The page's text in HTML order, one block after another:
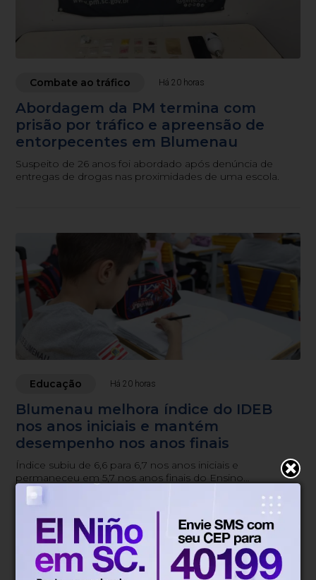
Combate ao tráfico Há 20 horas
Abordagem da PM termina com
prisão por tráfico e apreensão de
entorpecentes em Blumenau
Suspeito de 26 anos foi abordado após denúncia de
entregas de drogas nas proximidades de uma escola.
Educação Há 20 horas
Blumenau melhora índice do IDEB
nos anos iniciais e mantém
desempenho nos anos finais
Índice subiu de 6,6 para 6,7 nos anos iniciais e
permaneceu em 5,7 nos anos finais do Ensino
Fundamental.
Blumenau, SC
22°
Parcialmente nublado
Mín.15° Máx. 27°